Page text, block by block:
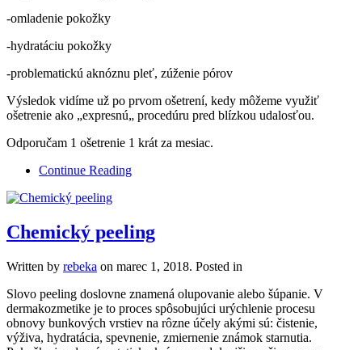
-omladenie pokožky
-hydratáciu pokožky
-problematickú aknóznu pleť, zúženie pórov
Výsledok vidíme už po prvom ošetrení, kedy môžeme využiť
ošetrenie ako „expresnú„ procedúru pred blízkou udalosťou.
Odporučam 1 ošetrenie 1 krát za mesiac.
Continue Reading
Chemický peeling
Written by rebeka on marec 1, 2018. Posted in
Slovo peeling doslovne znamená olupovanie alebo šúpanie. V
dermakozmetike je to proces spôsobujúci urýchlenie procesu
obnovy bunkových vrstiev na rôzne účely akými sú: čistenie,
výživa, hydratácia, spevnenie, zmiernenie známok starnutia.